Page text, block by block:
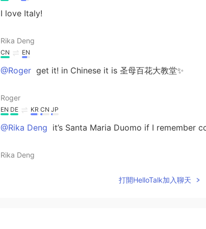
I love Italy!
Rika Deng
CN EN
@Roger get it! in Chinese it is 圣母百花大教堂✨
Roger
EN DE KR CN JP
@Rika Deng it’s Santa Maria Duomo if I remember
Rika Deng
i have been there too!! the famous church here! but i
打開HelloTalk加入聊天